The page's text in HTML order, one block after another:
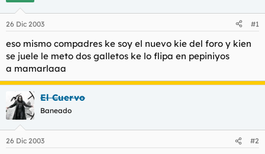
a
d
o
d
e
l
t
m
a
e
i
c
o
26 Dic 2003 #1
eso mismo compadres ke soy el nuevo kie del foro y kien
se juele le meto dos galletos ke lo flipa en pepiniyos
a mamarlaaa
El Cuervo
Baneado
26 Dic 2003 #2